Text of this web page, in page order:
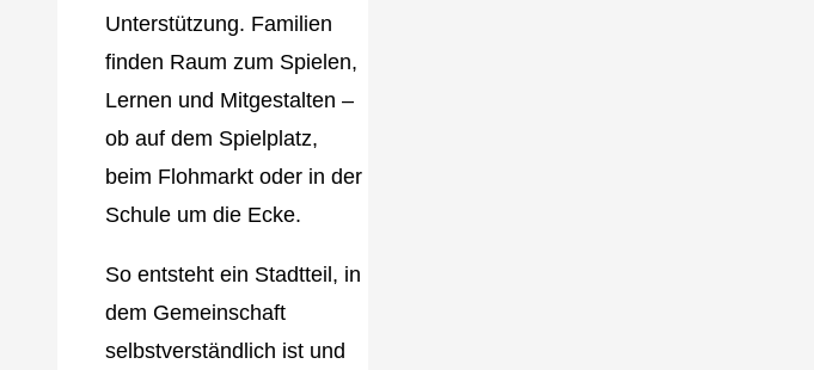
Unterstützung. Familien
finden Raum zum Spielen,
Lernen und Mitgestalten –
ob auf dem Spielplatz,
beim Flohmarkt oder in der
Schule um die Ecke.
So entsteht ein Stadtteil, in
dem Gemeinschaft
selbstverständlich ist und